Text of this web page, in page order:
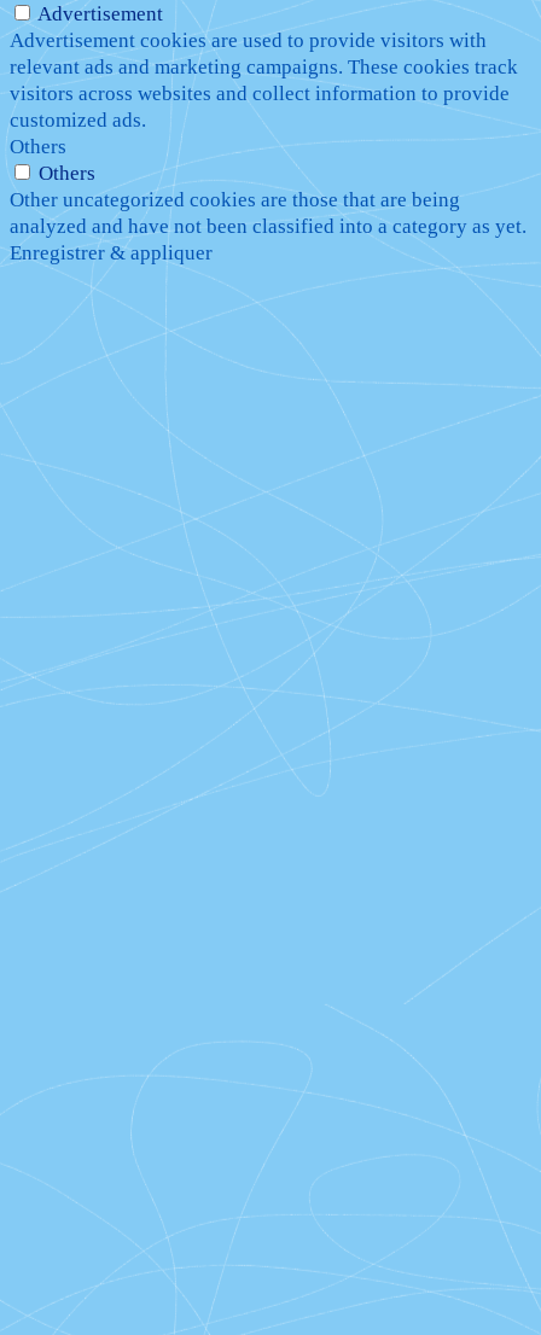
Advertisement
Advertisement cookies are used to provide visitors with
relevant ads and marketing campaigns. These cookies track
visitors across websites and collect information to provide
customized ads.
Others
Others
Other uncategorized cookies are those that are being
analyzed and have not been classified into a category as yet.
Enregistrer & appliquer